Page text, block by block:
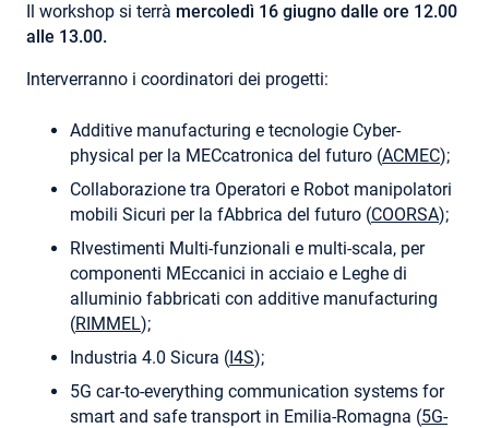
Il workshop si terrà mercoledì 16 giugno dalle ore 12.00
alle 13.00.
Interverranno i coordinatori dei progetti:
Additive manufacturing e tecnologie Cyber-
physical per la MECcatronica del futuro (ACMEC);
Collaborazione tra Operatori e Robot manipolatori
mobili Sicuri per la fAbbrica del futuro (COORSA);
RIvestimenti Multi-funzionali e multi-scala, per
componenti MEccanici in acciaio e Leghe di
alluminio fabbricati con additive manufacturing
(RIMMEL);
Industria 4.0 Sicura (I4S);
5G car-to-everything communication systems for
smart and safe transport in Emilia-Romagna (5G-